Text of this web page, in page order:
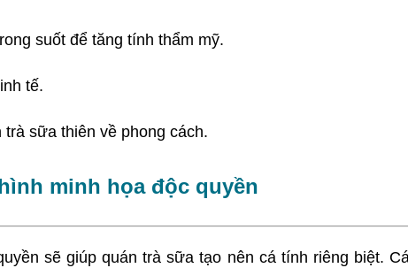
suốt để tăng tính thẩm mỹ.
tế.
sữa thiên về phong cách.
minh họa độc quyền
sẽ giúp quán trà sữa tạo nên cá tính riêng biệt.